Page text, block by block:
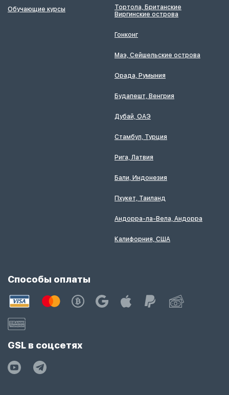
Обучающие курсы
Тортола, Британские
Виргинские острова
Гонконг
Маэ, Сейшельские острова
Орада, Румыния
Будапешт, Венгрия
Дубай, ОАЭ
Стамбул, Турция
Рига, Латвия
Бали, Индонезия
Пхукет, Таиланд
Андорра-ла-Вела, Андорра
Калифорния, США
Способы оплаты
GSL в соцсетях